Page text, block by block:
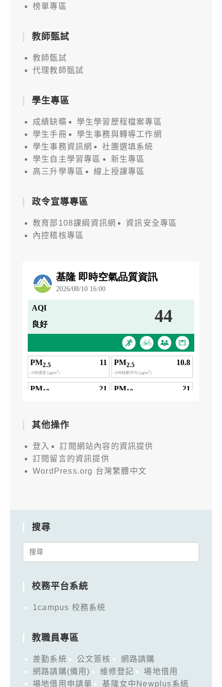
榜單專區
教師甄試
教師甄試
代理教師甄試
學生專區
成績缺曠
學生學習歷程檔案專區
學生手冊
學生事務與轉導工作網
學生事務資訊網
社團選填系統
學生自主學習專區
新生專區
高三升學專區
線上授課專區
政令宣導專區
教育部108課綱資訊網
資訊安全專區
內控稽核專區
其他操作
登入
訂閱網站內容的資訊提供
訂閱留言的資訊提供
WordPress.org 台灣繁體中文
搜尋
Search
校務平台系統
1campus 校務系統
教職員專區
差勤系統 公文簽核
網路請購
網路請購(備用)
維修登記
場地借用
場地借用申請單
基隆女中Newplus系統